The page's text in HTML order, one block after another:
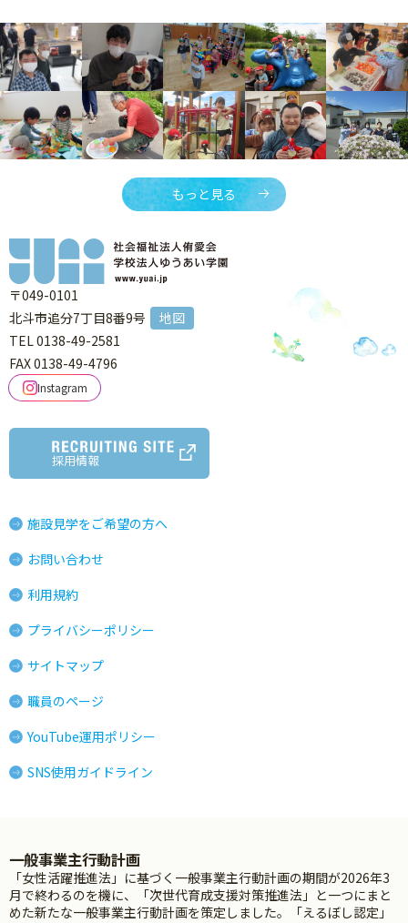
もっと見る
〒049-0101
北斗市追分7丁目8番9号
地図
TEL 0138-49-2581
FAX 0138-49-4796
Instagram
採用情報
施設見学をご希望の方へ
お問い合わせ
利用規約
プライバシーポリシー
サイトマップ
職員のページ
YouTube運用ポリシー
SNS使用ガイドライン
一般事業主行動計画
「女性活躍推進法」に基づく一般事業主行動計画の期間が2026年3
月で終わるのを機に、「次世代育成支援対策推進法」と一つにまと
めた新たな一般事業主行動計画を策定しました。「えるぼし認定」